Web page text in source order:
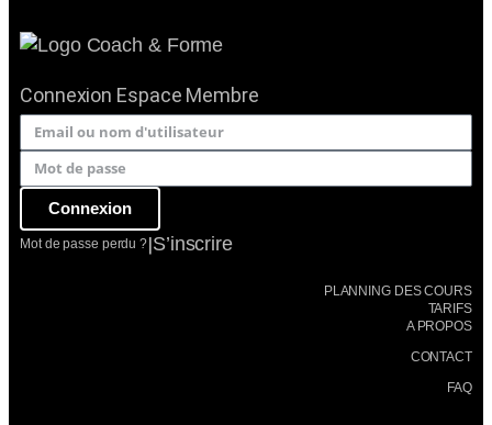
Connexion Espace Membre
Connexion
Mot de passe perdu ?|S’inscrire
PLANNING DES COURS
TARIFS
A PROPOS
CONTACT
FAQ